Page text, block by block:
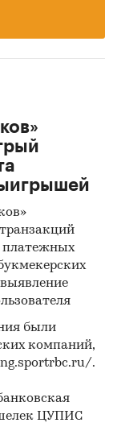
платежных
были
компаний,
.
ЦУПИС